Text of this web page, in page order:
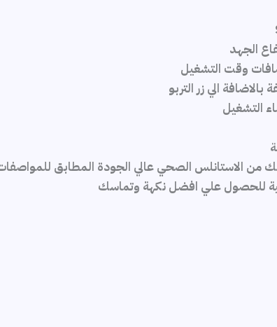
الجهد
وقت التشغيل
الي زر التربو
التشغيل
للحصول علي افضل نكهة وتماسك